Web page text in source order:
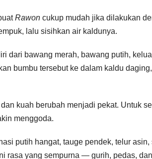
Rawon cukup mudah jika dilakukan
lalu sisihkan air kaldunya.
dari bawang merah, bawang putih,
bumbu tersebut ke dalam kaldu
kuah berubah menjadi pekat. Untuk
menggoda.
putih hangat, tauge pendek, telur
rasa yang sempurna — gurih, pedas,